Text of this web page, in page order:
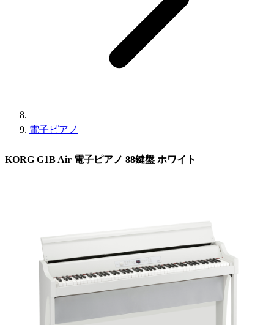
電子ピアノ
KORG G1B Air 電子ピアノ 88鍵盤 ホワイト